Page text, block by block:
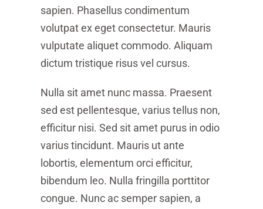
sapien. Phasellus condimentum
volutpat ex eget consectetur. Mauris
vulputate aliquet commodo. Aliquam
dictum tristique risus vel cursus.
Nulla sit amet nunc massa. Praesent
sed est pellentesque, varius tellus non,
efficitur nisi. Sed sit amet purus in odio
varius tincidunt. Mauris ut ante
lobortis, elementum orci efficitur,
bibendum leo. Nulla fringilla porttitor
congue. Nunc ac semper sapien, a